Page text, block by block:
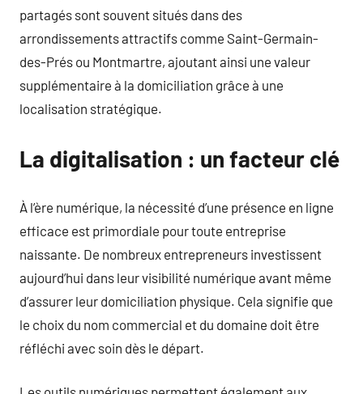
partagés sont souvent situés dans des
arrondissements attractifs comme Saint-Germain-
des-Prés ou Montmartre, ajoutant ainsi une valeur
supplémentaire à la domiciliation grâce à une
localisation stratégique.
La digitalisation : un facteur clé
À l’ère numérique, la nécessité d’une présence en ligne
efficace est primordiale pour toute entreprise
naissante. De nombreux entrepreneurs investissent
aujourd’hui dans leur visibilité numérique avant même
d’assurer leur domiciliation physique. Cela signifie que
le choix du nom commercial et du domaine doit être
réfléchi avec soin dès le départ.